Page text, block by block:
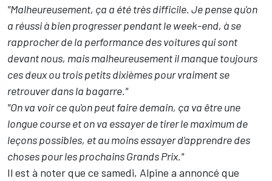
"Malheureusement, ça a été très difficile. Je pense qu'on
a réussi à bien progresser pendant le week-end, à se
rapprocher de la performance des voitures qui sont
devant nous, mais malheureusement il manque toujours
ces deux ou trois petits dixièmes pour vraiment se
retrouver dans la bagarre."
"On va voir ce qu'on peut faire demain, ça va être une
longue course et on va essayer de tirer le maximum de
leçons possibles, et au moins essayer d'apprendre des
choses pour les prochains Grands Prix."
Il est à noter que ce samedi, Alpine a annoncé que